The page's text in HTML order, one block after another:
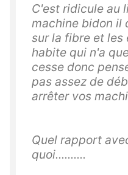
C'est ridicule au
machine bidon il
sur la fibre et les
habite qui n'a
cesse donc
pas assez de
arrêter vos
Quel rapport
quoi..........